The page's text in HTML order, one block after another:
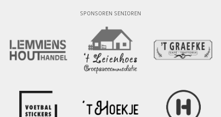
SPONSOREN SENIOREN